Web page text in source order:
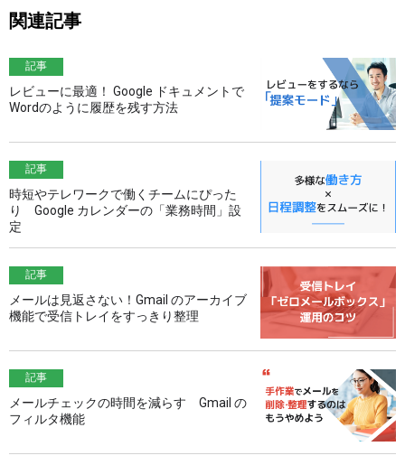
関連記事
記事
レビューに最適！ Google ドキュメントで
Wordのように履歴を残す方法
記事
時短やテレワークで働くチームにぴった
り Google カレンダーの「業務時間」設
定
記事
メールは見返さない！Gmail のアーカイブ
機能で受信トレイをすっきり整理
記事
メールチェックの時間を減らす Gmail の
フィルタ機能